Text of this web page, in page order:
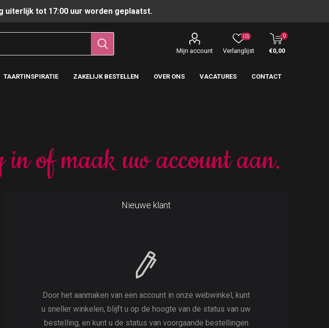
uiterlijk tot 17:00 uur worden geplaatst.
Mijn account Verlanglijst
(0) 0
€0,00
TAARTINSPIRATIE ZAKELIJK BESTELLEN OVER ONS VACATURES CONTACT
in of maak uw account aan.
Nieuwe klant
Door het aanmaken van een account in onze webwinkel, kunt
u sneller winkelen, blijft u op de hoogte van de status van uw
bestelling, en kunt u de status van voorgaande bestellingen